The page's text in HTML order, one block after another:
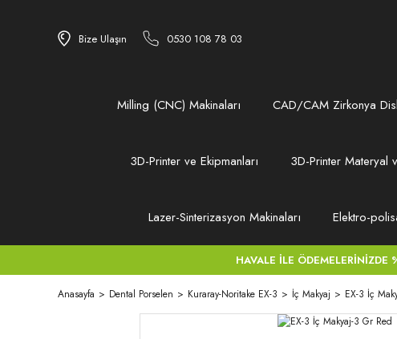
Bize Ulaşın 0530 108 78 03
Milling (CNC) Makinaları CAD/CAM Zirkonya
3D-Printer ve Ekipmanları 3D-Printer Materyal
Lazer-Sinterizasyon Makinaları Elektro-
HAVALE İLE
Anasayfa Dental Porselen Kuraray-Noritake EX-3 İç Makyaj EX-3 İç